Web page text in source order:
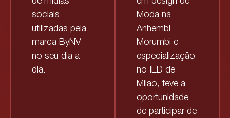
sociais
utilizadas pela
marca ByNV
no seu dia a
dia.
Moda na
Anhembi
Morumbi e
especialização
no IED de
Milão, teve a
oportunidade
de participar de